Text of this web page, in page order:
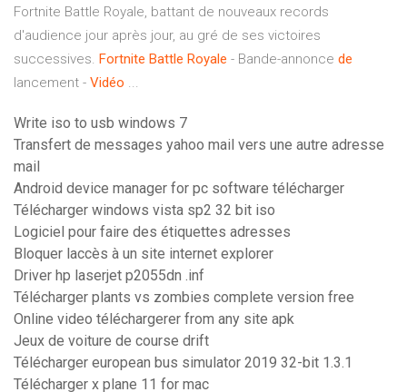
Fortnite Battle Royale, battant de nouveaux records
d'audience jour après jour, au gré de ses victoires
successives. Fortnite Battle Royale - Bande-annonce de
lancement - Vidéo ...
Write iso to usb windows 7
Transfert de messages yahoo mail vers une autre adresse
mail
Android device manager for pc software télécharger
Télécharger windows vista sp2 32 bit iso
Logiciel pour faire des étiquettes adresses
Bloquer laccès à un site internet explorer
Driver hp laserjet p2055dn .inf
Télécharger plants vs zombies complete version free
Online video téléchargerer from any site apk
Jeux de voiture de course drift
Télécharger european bus simulator 2019 32-bit 1.3.1
Télécharger x plane 11 for mac